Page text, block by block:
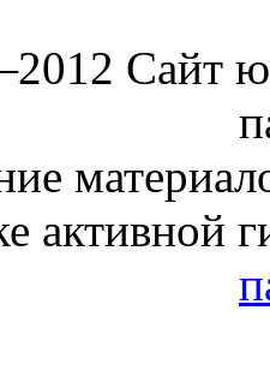
Сайт
активной